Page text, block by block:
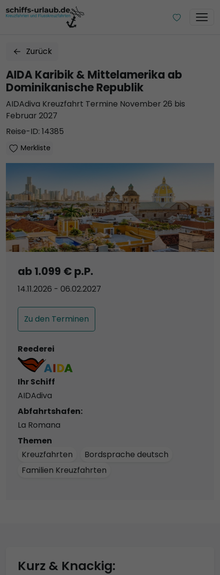
Zurück
AIDA Karibik & Mittelamerika ab
Dominikanische Republik
AIDAdiva Kreuzfahrt Termine November 26 bis
Februar 2027
Reise-ID: 14385
Merkliste
ab 1.099 € p.P.
14.11.2026 - 06.02.2027
Zu den Terminen
Reederei
Ihr Schiff
AIDAdiva
Abfahrtshafen:
La Romana
Themen
Kreuzfahrten
Bordsprache deutsch
Familien Kreuzfahrten
Kurz & Knackig: